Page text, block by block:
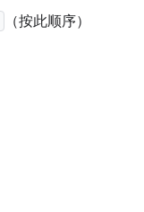
（按此顺序）